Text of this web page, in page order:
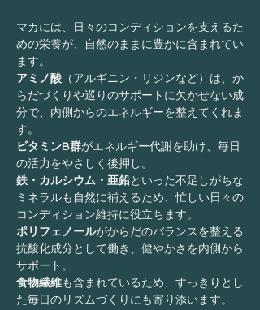
マカには、日々のコンディションを支えるた
めの栄養が、自然のままに豊かに含まれてい
ます。
アミノ酸 （アルギニン・リジンなど）は、か
らだづくりや巡りのサポートに欠かせない成
分で、内側からのエネルギーを整えてくれま
す。
ビタミンB群がエネルギー代謝を助け、毎日
の活力をやさしく後押し。
鉄・カルシウム・亜鉛といった不足しがちな
ミネラルも自然に補えるため、忙しい日々の
コンディション維持に役立ちます。
ポリフェノールがからだのバランスを整える
抗酸化成分として働き、健やかさを内側から
サポート。
食物繊維も含まれているため、すっきりとし
た毎日のリズムづくりにも寄り添います。